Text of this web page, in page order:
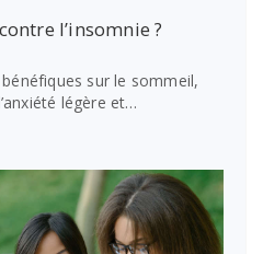
l’insomnie ?
sur le sommeil,
légère et…